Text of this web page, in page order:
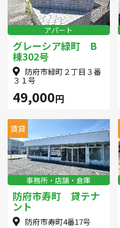
アパート
グレーシア緑町 B
棟302号
防府市緑町２丁目３番
３１号
49,000円
賃貸
事務所・店舗・倉庫
防府市寿町 貸テナ
ント
防府市寿町4番17号